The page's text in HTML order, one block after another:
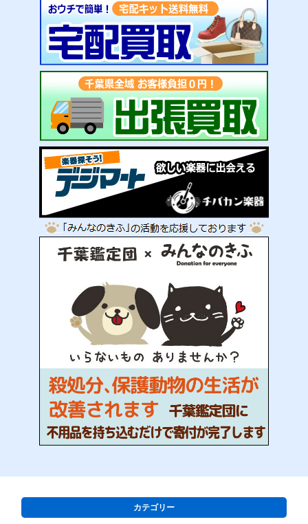
カテゴリー